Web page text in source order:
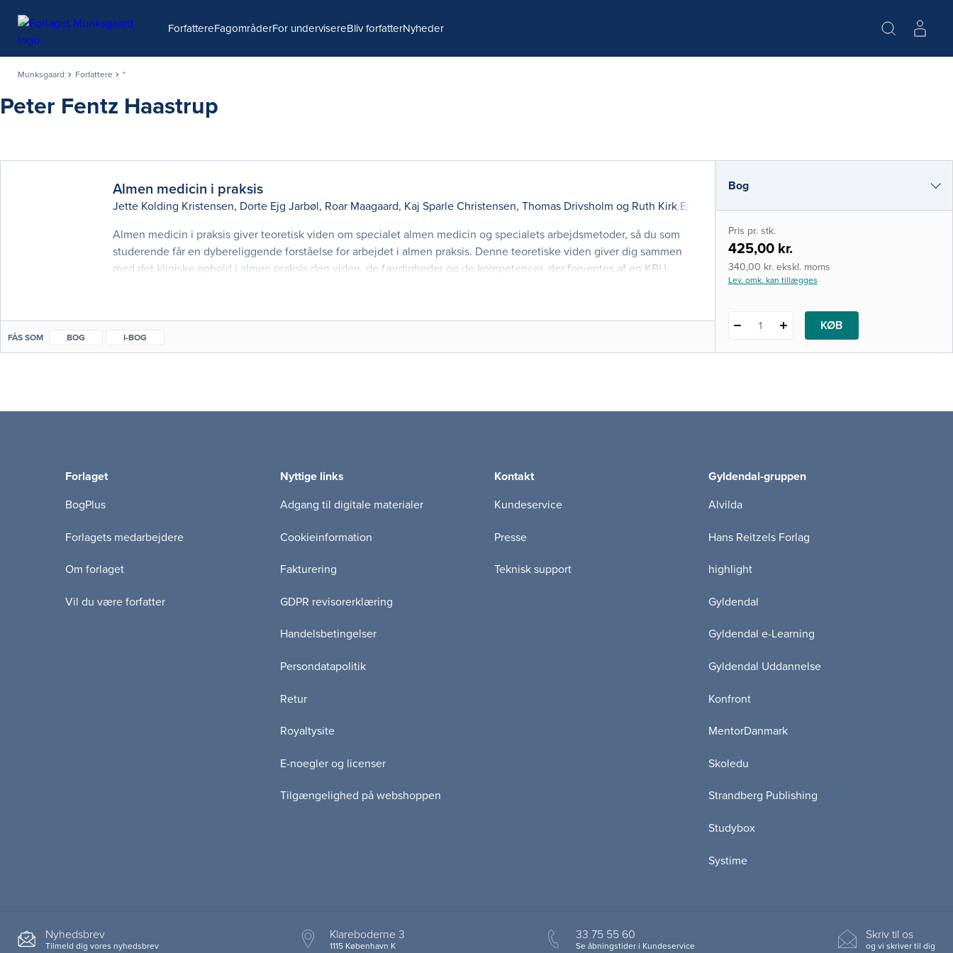
ForfattereFagområderFor undervisereBliv forfatterNyheder
Munksgaard Forfattere *
Peter Fentz Haastrup
Almen medicin i praksis
Jette Kolding Kristensen, Dorte Ejg Jarbøl, Roar Maagaard, Kaj Sparle Christensen, Thomas Drivsholm og Ruth Kirk Ertmann (red.)
Almen medicin i praksis giver teoretisk viden om specialet almen medicin og specialets arbejdsmetoder, så du som
studerende får en dybereliggende forståelse for arbejdet i almen praksis. Denne teoretiske viden giver dig sammen
med det kliniske ophold i almen praksis den viden, de færdigheder og de kompetencer, der forventes af en KBU-
FÅS SOM BOG I-BOG
Bog
i-bog
Pris pr. stk.
425,00 kr.
340,00 kr. ekskl. moms
Lev. omk. kan tillægges
1 KØB
Forlaget
BogPlus
Forlagets medarbejdere
Om forlaget
Vil du være forfatter
Nyttige links
Adgang til digitale materialer
Cookieinformation
Fakturering
GDPR revisorerklæring
Handelsbetingelser
Persondatapolitik
Retur
Royaltysite
E-noegler og licenser
Tilgængelighed på webshoppen
Kontakt
Kundeservice
Presse
Teknisk support
Gyldendal-gruppen
Alvilda
Hans Reitzels Forlag
highlight
Gyldendal
Gyldendal e-Learning
Gyldendal Uddannelse
Konfront
MentorDanmark
Skoledu
Strandberg Publishing
Studybox
Systime
Nyhedsbrev
Tilmeld dig vores nyhedsbrev
Klareboderne 3
1115 København K
33 75 55 60
Se åbningstider i Kundeservice
Skriv til os
og vi skriver til dig